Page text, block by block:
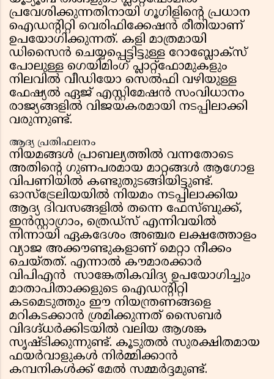
പ്രവേശിക്കുന്നതിനായി ഗൂഗിളിന്റെ പ്രധാന
ഐഡന്റിറ്റി വെരിഫിക്കേഷൻ രീതിയാണ്
ഉപയോഗിക്കുന്നത്. കളി മാത്രമായി
ഡിസൈൻ ചെയ്യപ്പെട്ടിട്ടുള്ള റോബ്ലോക്സ്
പോലുള്ള ഗെയിമിംഗ് പ്ലാറ്റ്‌ഫോമുകളും
നിലവിൽ വീഡിയോ സെൽഫി വഴിയുള്ള
ഫേഷ്യൽ ഏജ് എസ്റ്റിമേഷൻ സംവിധാനം
രാജ്യങ്ങളിൽ വിജയകരമായി നടപ്പിലാക്കി
വരുന്നുണ്ട്.
ആദ്യ പ്രതിഫലനം
നിയമങ്ങൾ പ്രാബല്യത്തിൽ വന്നതോടെ
അതിന്റെ ഗുണപരമായ മാറ്റങ്ങൾ ആഗോള
വിപണിയിൽ കണ്ടുതുടങ്ങിയിട്ടുണ്ട്.
ഓസ്‌ട്രേലിയയിൽ നിയമം നടപ്പിലാക്കിയ
ആദ്യ ദിവസങ്ങളിൽ തന്നെ ഫേസ്ബുക്ക്,
ഇൻസ്റ്റാഗ്രാം, ത്രെഡ്സ് എന്നിവയിൽ
നിന്നായി ഏകദേശം അഞ്ചര ലക്ഷത്തോളം
വ്യാജ അക്കൗണ്ടുകളാണ് മെറ്റാ നീക്കം
ചെയ്തത്. എന്നാൽ കൗമാരക്കാർ
വിപിഎൻ സാങ്കേതികവിദ്യ ഉപയോഗിച്ചും
മാതാപിതാക്കളുടെ ഐഡന്റിറ്റി
കടമെടുത്തും ഈ നിയന്ത്രണങ്ങളെ
മറികടക്കാൻ ശ്രമിക്കുന്നത് സൈബർ
വിദഗ്ദ്ധർക്കിടയിൽ വലിയ ആശങ്ക
സൃഷ്ടിക്കുന്നുണ്ട്. കൂടുതൽ സുരക്ഷിതമായ
ഫയർവാളുകൾ നിർമ്മിക്കാൻ
കമ്പനികൾക്ക് മേൽ സമ്മർദ്ദമുണ്ട്.